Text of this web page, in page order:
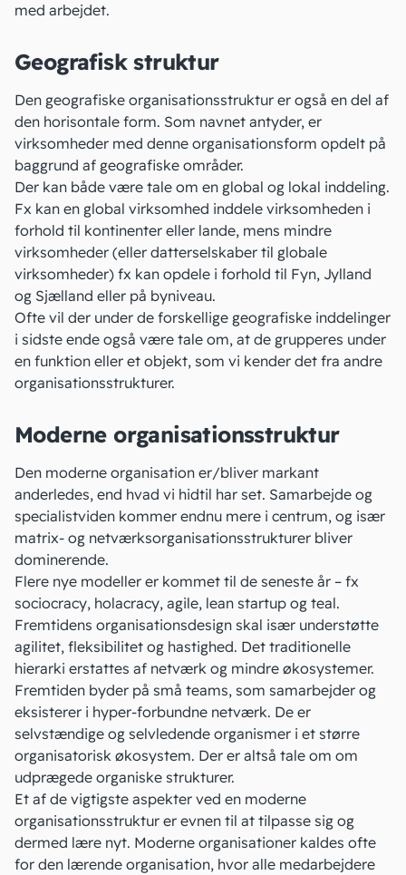
med arbejdet.
Geografisk struktur
Den geografiske organisationsstruktur er også en del af
den horisontale form. Som navnet antyder, er
virksomheder med denne organisationsform opdelt på
baggrund af geografiske områder.
Der kan både være tale om en global og lokal inddeling.
Fx kan en global virksomhed inddele virksomheden i
forhold til kontinenter eller lande, mens mindre
virksomheder (eller datterselskaber til globale
virksomheder) fx kan opdele i forhold til Fyn, Jylland
og Sjælland eller på byniveau.
Ofte vil der under de forskellige geografiske inddelinger
i sidste ende også være tale om, at de grupperes under
en funktion eller et objekt, som vi kender det fra andre
organisationsstrukturer.
Moderne organisationsstruktur
Den moderne organisation er/bliver markant
anderledes, end hvad vi hidtil har set. Samarbejde og
specialistviden kommer endnu mere i centrum, og især
matrix- og netværksorganisationsstrukturer bliver
dominerende.
Flere nye modeller er kommet til de seneste år – fx
sociocracy, holacracy, agile, lean startup og teal.
Fremtidens organisationsdesign skal især understøtte
agilitet, fleksibilitet og hastighed. Det traditionelle
hierarki erstattes af netværk og mindre økosystemer.
Fremtiden byder på små teams, som samarbejder og
eksisterer i hyper-forbundne netværk. De er
selvstændige og selvledende organismer i et større
organisatorisk økosystem. Der er altså tale om om
udprægede organiske strukturer.
Et af de vigtigste aspekter ved en moderne
organisationsstruktur er evnen til at tilpasse sig og
dermed lære nyt. Moderne organisationer kaldes ofte
for den lærende organisation, hvor alle medarbejdere